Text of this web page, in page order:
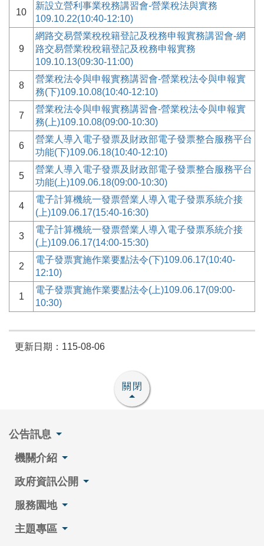
10
新設立營利事業稅務講習會-營業稅法與實務
109.10.22(10:40-12:10)
9
網路交易營業稅稅籍登記及稅務申報實務講習會-網
路交易營業稅稅籍登記及稅務申報實務
109.10.13(09:30-11:00)
8
營業稅法令與申報實務講習會-營業稅法令與申報實
務(下)109.10.08(10:40-12:10)
7
營業稅法令與申報實務講習會-營業稅法令與申報實
務(上)109.10.08(09:00-10:30)
6
營業人導入電子發票及財政部電子發票整合服務平台
功能(下)109.06.18(10:40-12:10)
5
營業人導入電子發票及財政部電子發票整合服務平台
功能(上)109.06.18(09:00-10:30)
4
電子計算機統一發票營業人導入電子發票系統介接
(上)109.06.17(15:40-16:30)
3
電子計算機統一發票營業人導入電子發票系統介接
(上)109.06.17(14:00-15:30)
2
電子發票實施作業要點法令(下)109.06.17(10:40-
12:10)
1
電子發票實施作業要點法令(上)109.06.17(09:00-
10:30)
更新日期：115-08-06
關閉
公告訊息
機關介紹
政府資訊公開
服務園地
主題專區